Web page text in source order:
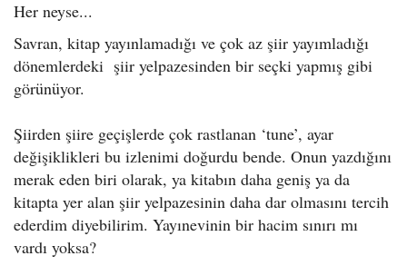
Her neyse...
Savran, kitap yayınlamadığı ve çok az şiir yayımladığı
dönemlerdeki şiir yelpazesinden bir seçki yapmış gibi
görünüyor.
Şiirden şiire geçişlerde çok rastlanan ‘tune’, ayar
değişiklikleri bu izlenimi doğurdu bende. Onun yazdığını
merak eden biri olarak, ya kitabın daha geniş ya da
kitapta yer alan şiir yelpazesinin daha dar olmasını tercih
ederdim diyebilirim. Yayınevinin bir hacim sınırı mı
vardı yoksa?